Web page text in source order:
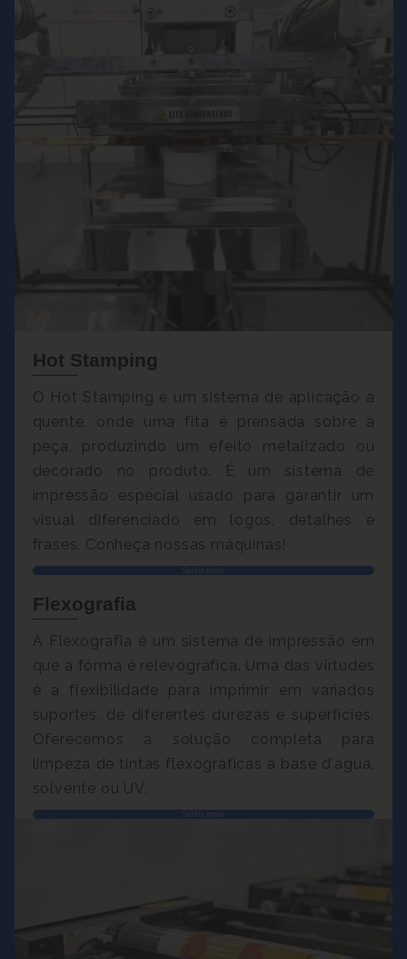
Hot Stamping
O Hot Stamping é um sistema de aplicação a
quente, onde uma fita é prensada sobre a
peça, produzindo um efeito metalizado ou
decorado no produto. É um sistema de
impressão especial usado para garantir um
visual diferenciado em logos, detalhes e
frases. Conheça nossas máquinas!
Saiba mais
Flexografia
A Flexografia é um sistema de impressão em
que a fôrma é relevográfica. Uma das virtudes
é a flexibilidade para imprimir em variados
suportes, de diferentes durezas e superfícies.
Oferecemos a solução completa para
limpeza de tintas flexográficas a base d'água,
solvente ou UV.
Saiba mais